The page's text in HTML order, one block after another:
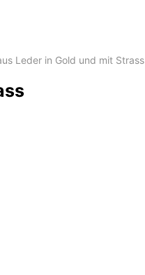
Leder in Gold und mit Strass